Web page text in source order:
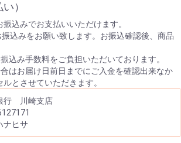
）
込みでお支払いいただけます。
込みをお願い致します。お振込確認後、商品
込み手数料をご負担いただいております。
はお届け日前日までにご入金を確認出来なか
とさせていただきます。
行 川崎支店
ヒサ